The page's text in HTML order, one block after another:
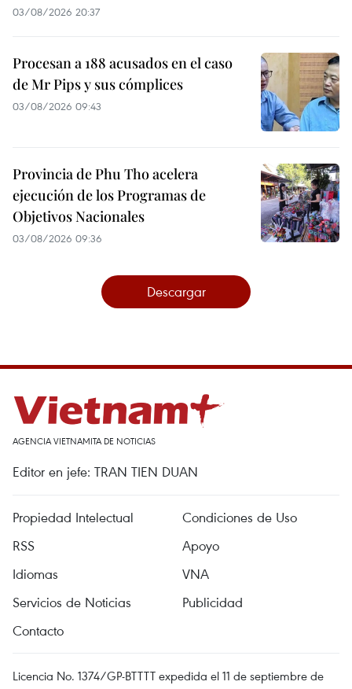
03/08/2026 20:37
Procesan a 188 acusados en el caso
de Mr Pips y sus cómplices
03/08/2026 09:43
Provincia de Phu Tho acelera
ejecución de los Programas de
Objetivos Nacionales
03/08/2026 09:36
Descargar
AGENCIA VIETNAMITA DE NOTICIAS
Editor en jefe: TRAN TIEN DUAN
Propiedad Intelectual
Condiciones de Uso
RSS
Apoyo
Idiomas
VNA
Servicios de Noticias
Publicidad
Contacto
Licencia No. 1374/GP-BTTTT expedida el 11 de septiembre de